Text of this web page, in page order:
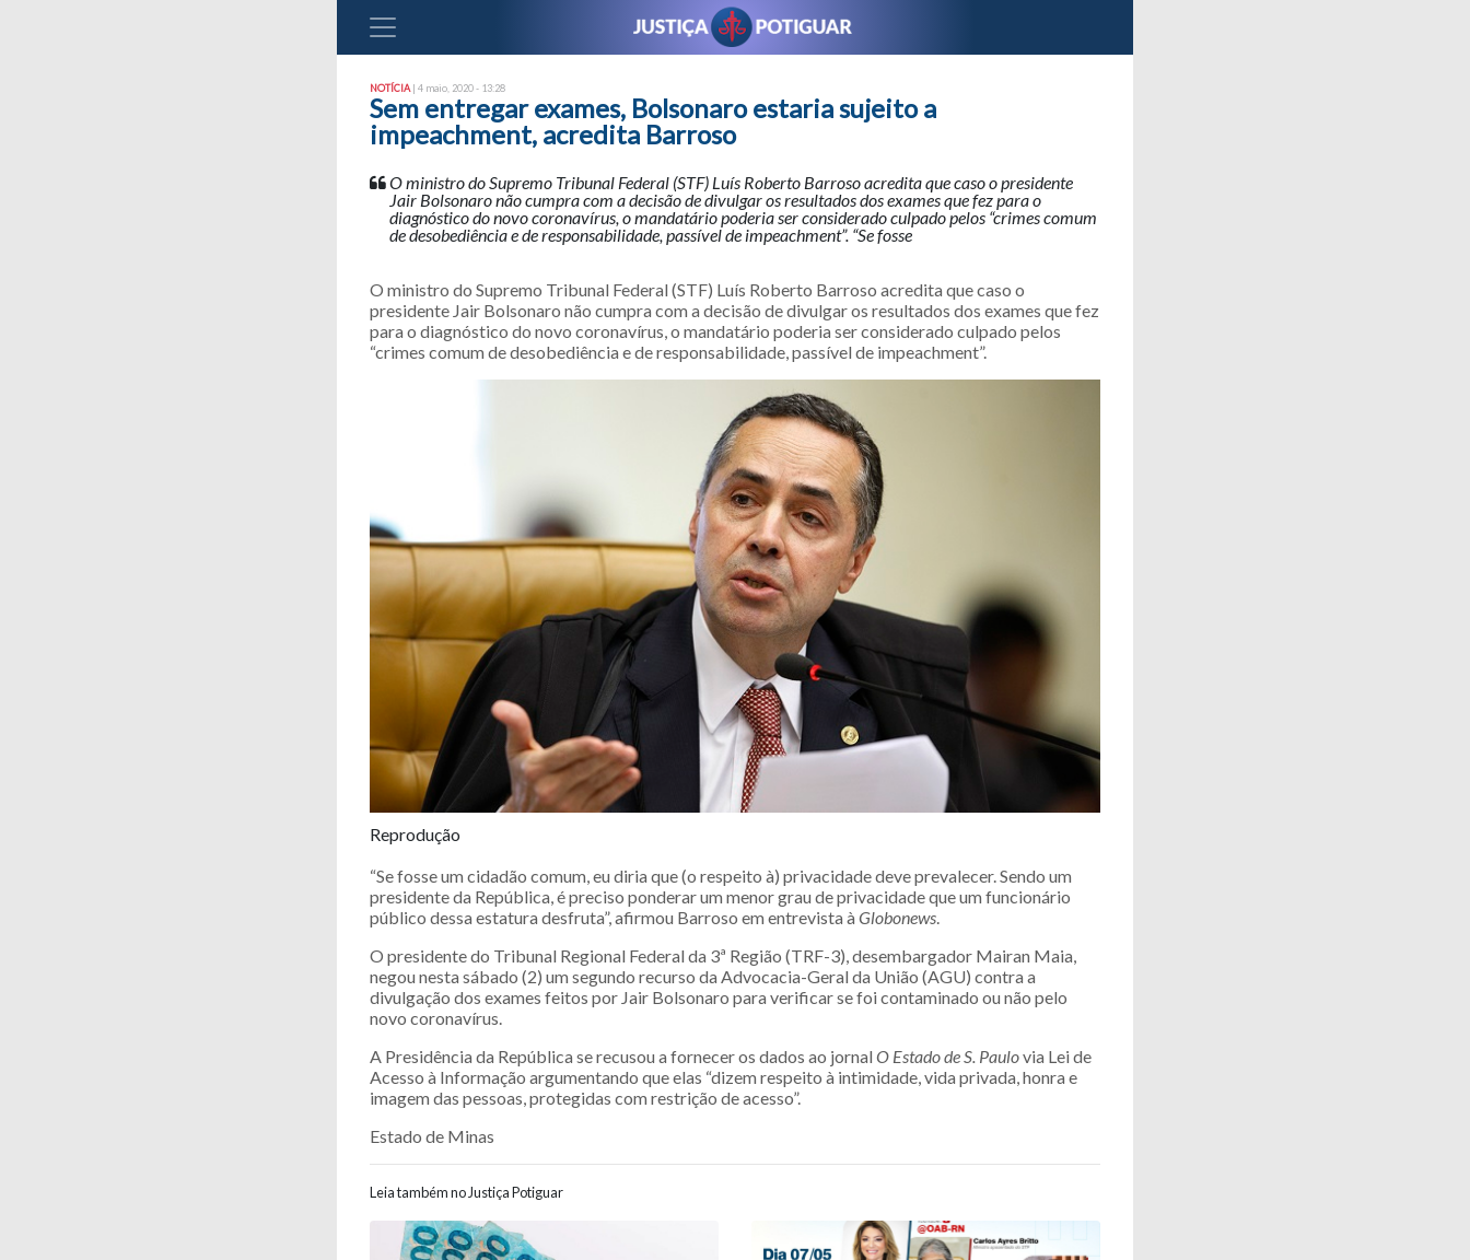
NOTÍCIA | 4 maio, 2020 - 13:28
Sem entregar exames, Bolsonaro estaria sujeito a
impeachment, acredita Barroso
O ministro do Supremo Tribunal Federal (STF) Luís Roberto Barroso acredita que caso o presidente
Jair Bolsonaro não cumpra com a decisão de divulgar os resultados dos exames que fez para o
diagnóstico do novo coronavírus, o mandatário poderia ser considerado culpado pelos “crimes comum
de desobediência e de responsabilidade, passível de impeachment”. “Se fosse
O ministro do Supremo Tribunal Federal (STF) Luís Roberto Barroso acredita que caso o
presidente Jair Bolsonaro não cumpra com a decisão de divulgar os resultados dos exames que fez
para o diagnóstico do novo coronavírus, o mandatário poderia ser considerado culpado pelos
“crimes comum de desobediência e de responsabilidade, passível de impeachment”.
Reprodução
“Se fosse um cidadão comum, eu diria que (o respeito à) privacidade deve prevalecer. Sendo um
presidente da República, é preciso ponderar um menor grau de privacidade que um funcionário
público dessa estatura desfruta”, afirmou Barroso em entrevista à Globonews.
O presidente do Tribunal Regional Federal da 3ª Região (TRF-3), desembargador Mairan Maia,
negou nesta sábado (2) um segundo recurso da Advocacia-Geral da União (AGU) contra a
divulgação dos exames feitos por Jair Bolsonaro para verificar se foi contaminado ou não pelo
novo coronavírus.
A Presidência da República se recusou a fornecer os dados ao jornal O Estado de S. Paulovia Lei de
Acesso à Informação argumentando que elas “dizem respeito à intimidade, vida privada, honra e
imagem das pessoas, protegidas com restrição de acesso”.
Estado de Minas
Leia também no Justiça Potiguar
Navegação entre posts